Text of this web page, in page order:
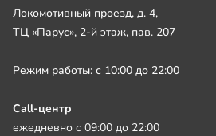
Локомотивный проезд, д. 4,
ТЦ «Парус», 2-й этаж, пав. 207
Режим работы: с 10:00 до 22:00
Call-центр
ежедневно с 09:00 до 22:00